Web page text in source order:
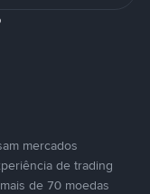
mercados
de trading
de 70 moedas